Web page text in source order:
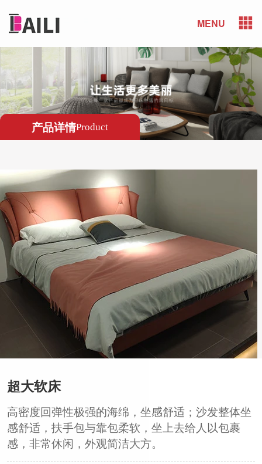
MENU
产品详情Product
超大软床
高密度回弹性极强的海绵，坐感舒适；沙发整体坐
感舒适，扶手包与靠包柔软，坐上去给人以包裹
感，非常休闲，外观简洁大方。